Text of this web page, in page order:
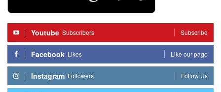
Youtube Subscribers Subscribe
Facebook Likes Like our page
Instagram Followers Follow Us